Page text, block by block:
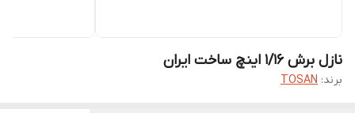
نازل برش 1/16 اینچ ساخت ایران
برند: TOSAN